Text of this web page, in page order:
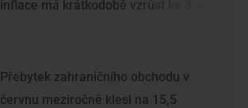
inflace má krátkodobě vzrůst ke 3 %
Přebytek zahraničního obchodu v
červnu meziročně klesl na 15,5